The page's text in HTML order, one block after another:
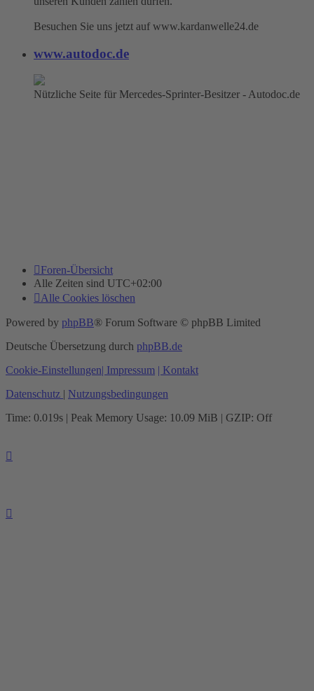
Besuchen Sie uns jetzt auf www.kardanwelle24.de
www.autodoc.de
Nützliche Seite für Mercedes-Sprinter-Besitzer - Autodoc.de
Foren-Übersicht
Alle Zeiten sind UTC+02:00
Alle Cookies löschen
Powered by phpBB® Forum Software © phpBB Limited
Deutsche Übersetzung durch phpBB.de
Cookie-Einstellungen| Impressum | Kontakt
Datenschutz | Nutzungsbedingungen
Time: 0.019s | Peak Memory Usage: 10.09 MiB | GZIP: Off